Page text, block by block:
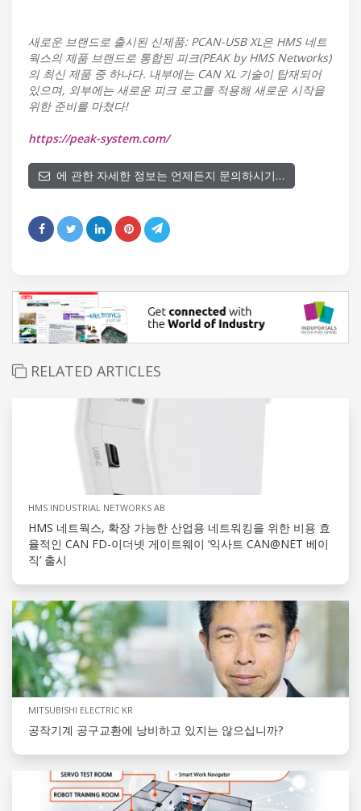
새로운 브랜드로 출시된 신제품: PCAN-USB XL은 HMS 네트
웍스의 제품 브랜드로 통합된 피크(PEAK by HMS Networks)
의 최신 제품 중 하나다. 내부에는 CAN XL 기술이 탑재되어
있으며, 외부에는 새로운 피크 로고를 적용해 새로운 시작을
위한 준비를 마쳤다!
https://peak-system.com/
에 관한 자세한 정보는 언제든지 문의하시기…
RELATED ARTICLES
HMS INDUSTRIAL NETWORKS AB
HMS 네트웍스, 확장 가능한 산업용 네트워킹을 위한 비용 효
율적인 CAN FD-이더넷 게이트웨이 ‘익사트 CAN@NET 베이
직’ 출시
MITSUBISHI ELECTRIC KR
공작기계 공구교환에 낭비하고 있지는 않으십니까?